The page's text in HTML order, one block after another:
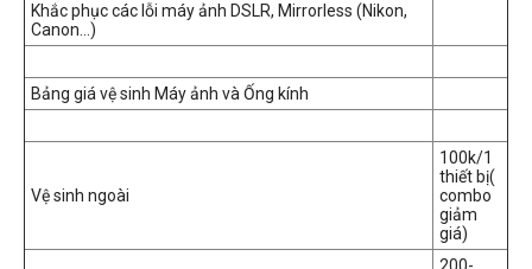
Khắc phục các lỗi máy ảnh DSLR, Mirrorless (Nikon,
Canon...)
Bảng giá vệ sinh Máy ảnh và Ống kính
Vệ sinh ngoài
100k/1
thiết bị(
combo
giảm
giá)